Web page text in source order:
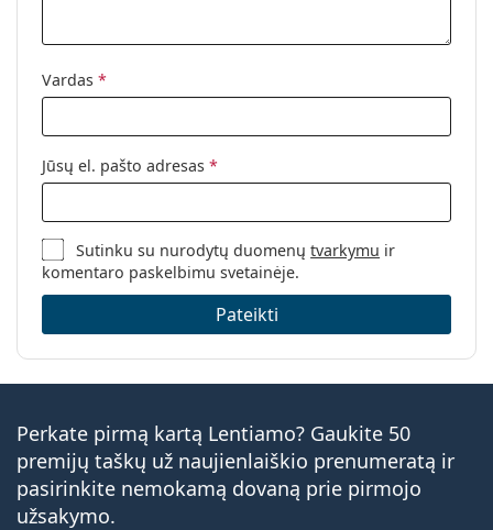
Vardas *
Jūsų el. pašto adresas *
Sutinku su nurodytų duomenųtvarkymu ir
komentaro paskelbimu svetainėje.
Pateikti
Perkate pirmą kartą Lentiamo? Gaukite 50
premijų taškų už naujienlaiškio prenumeratą ir
pasirinkite nemokamą dovaną prie pirmojo
užsakymo.